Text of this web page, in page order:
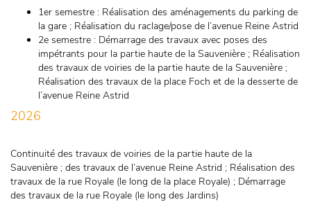
1er semestre : Réalisation des aménagements du parking de
la gare ; Réalisation du raclage/pose de l’avenue Reine Astrid
2e semestre : Démarrage des travaux avec poses des
impétrants pour la partie haute de la Sauvenière ; Réalisation
des travaux de voiries de la partie haute de la Sauvenière ;
Réalisation des travaux de la place Foch et de la desserte de
l’avenue Reine Astrid
2026
Continuité des travaux de voiries de la partie haute de la
Sauvenière ; des travaux de l’avenue Reine Astrid ; Réalisation des
travaux de la rue Royale (le long de la place Royale) ; Démarrage
des travaux de la rue Royale (le long des Jardins)